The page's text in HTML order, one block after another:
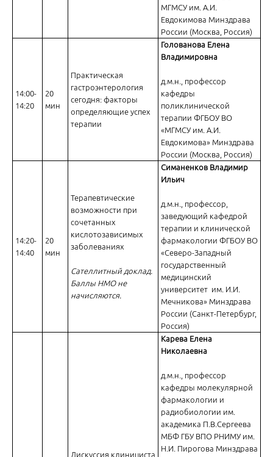
МГМСУ им. А.И.
Евдокимова Минздрава
России (Москва, Россия)
14:00-
14:20
20
мин
Практическая
гастроэнтерология
сегодня: факторы
определяющие успех
терапии
Голованова Елена
Владимировна
д.м.н., профессор
кафедры
поликлинической
терапии ФГБОУ ВО
«МГМСУ им. А.И.
Евдокимова» Минздрава
России (Москва, Россия)
14:20-
14:40
20
мин
Терапевтические
возможности при
сочетанных
кислотозависимых
заболеваниях
Сателлитный доклад.
Баллы НМО не
начисляются.
Симаненков Владимир
Ильич
д.м.н., профессор,
заведующий кафедрой
терапии и клинической
фармакологии ФГБОУ ВО
«Северо-Западный
государственный
медицинский
университет им. И.И.
Мечникова» Минздрава
России (Санкт-Петербург,
Россия)
Дискуссия клинициста
Карева Елена
Николаевна
д.м.н., профессор
кафедры молекулярной
фармакологии и
радиобиологии им.
академика П.В.Сергеева
МБФ ГБУ ВПО РНИМУ им.
Н.И. Пирогова Минздрава